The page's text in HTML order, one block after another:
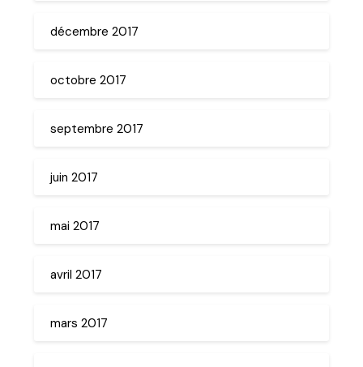
décembre 2017
octobre 2017
septembre 2017
juin 2017
mai 2017
avril 2017
mars 2017